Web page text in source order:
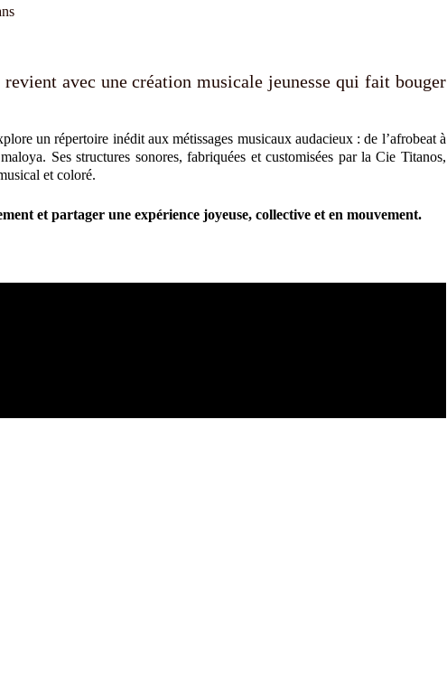
avec une création musicale jeunesse qui fait bouger
un répertoire inédit aux métissages musicaux audacieux : de l’afrobeat à
Ses structures sonores, fabriquées et customisées par la Cie Titanos,
et coloré.
et partager une expérience joyeuse, collective et en mouvement.